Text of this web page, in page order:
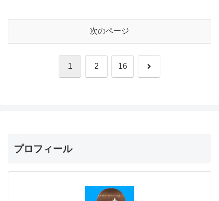
次のページ
1 2 16 次
プロフィール